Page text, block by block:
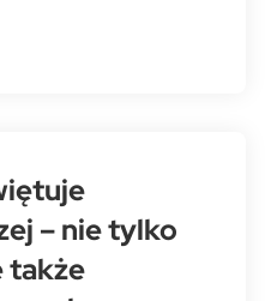
– nie tylko
także